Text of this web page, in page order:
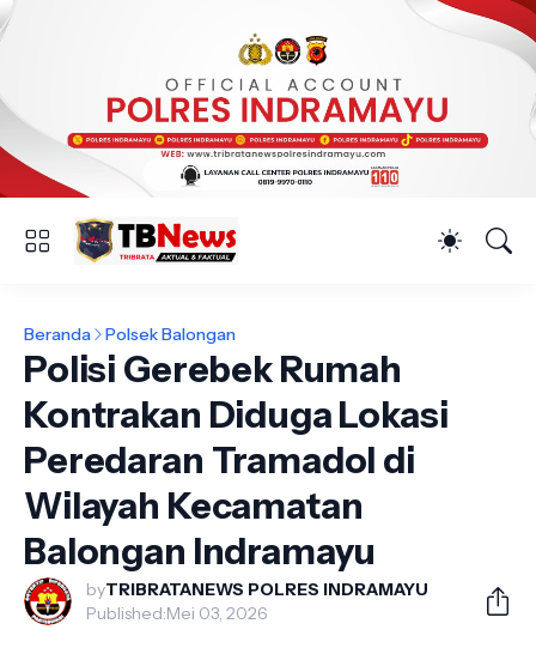
Beranda Polsek Balongan
Polisi Gerebek Rumah
Kontrakan Diduga Lokasi
Peredaran Tramadol di
Wilayah Kecamatan
Balongan Indramayu
byTRIBRATANEWS POLRES INDRAMAYU
Published:Mei 03, 2026